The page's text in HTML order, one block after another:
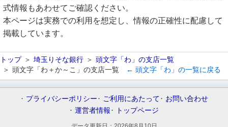
式情報もあわせてご確認ください。
本ページは実務での利用を想定し、情報の正確性に配慮して
掲載しています。
トップ 埼玉りそな銀行
頭文字「わ」の支店一覧
頭文字「わ＋か～こ」の支店一覧
← 頭文字「わ」の一覧に戻る
プライバシーポリシー ご利用にあたって
お問い合わせ
運営者情報
トップページ